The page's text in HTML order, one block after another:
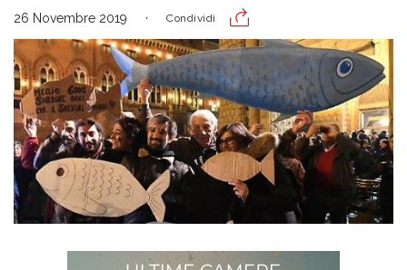
26 Novembre 2019 Condividi